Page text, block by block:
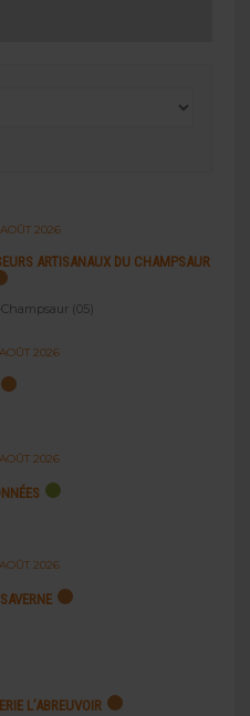
2026
ARTISANAUX DU CHAMPSAUR
(05)
2026
2026
2026
L’ABREUVOIR